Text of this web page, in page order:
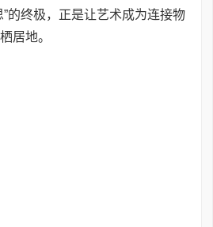
”的终极，正是让艺术成为连接物
居地。